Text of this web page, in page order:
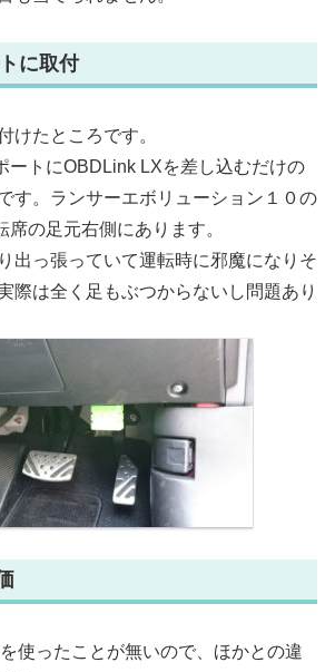
に取付
けたところです。
ートにOBDLink LXを差し込むだけの
す。ランサーエボリューション１０の
の足元右側にあります。
出っ張っていて運転時に邪魔になりそ
際は全く足もぶつからないし問題あり
使ったことが無いので、ほかとの違